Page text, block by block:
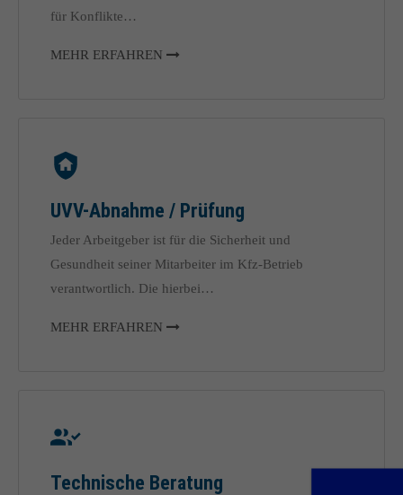
für Konflikte…
MEHR ERFAHREN
UVV-Abnahme / Prüfung
Jeder Arbeitgeber ist für die Sicherheit und
Gesundheit seiner Mitarbeiter im Kfz-Betrieb
verantwortlich. Die hierbei…
MEHR ERFAHREN
Technische Beratung